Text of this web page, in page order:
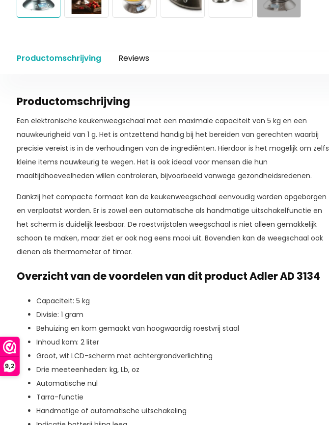
9,2
Productomschrijving Reviews
Productomschrijving
Een elektronische keukenweegschaal met een maximale capaciteit van 5 kg en een
nauwkeurigheid van 1 g. Het is ontzettend handig bij het bereiden van gerechten waarbij
precisie vereist is in de verhoudingen van de ingrediënten. Hierdoor is het mogelijk om zelfs
kleine items nauwkeurig te wegen. Het is ook ideaal voor mensen die hun
maaltijdhoeveelheden willen controleren, bijvoorbeeld vanwege gezondheidsredenen.
Dankzij het compacte formaat kan de keukenweegschaal eenvoudig worden opgeborgen
en verplaatst worden. Er is zowel een automatische als handmatige uitschakelfunctie en
het scherm is duidelijk leesbaar. De roestvrijstalen weegschaal is niet alleen gemakkelijk
schoon te maken, maar ziet er ook nog eens mooi uit. Bovendien kan de weegschaal ook
dienen als thermometer of timer.
Overzicht van de voordelen van dit product Adler AD 3134
Capaciteit: 5 kg
Divisie: 1 gram
Behuizing en kom gemaakt van hoogwaardig roestvrij staal
Inhoud kom: 2 liter
Groot, wit LCD-scherm met achtergrondverlichting
Drie meeteenheden: kg, Lb, oz
Automatische nul
Tarra-functie
Handmatige of automatische uitschakeling